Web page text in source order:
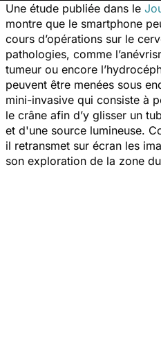
Une étude publiée dans le
montre que le smartphone
cours d’opérations sur le
pathologies, comme
tumeur ou encore
peuvent être menées sous
mini-invasive qui consiste à
le crâne afin d’y glisser un
et d'une source lumineuse.
il retransmet sur écran les
son exploration de la zone